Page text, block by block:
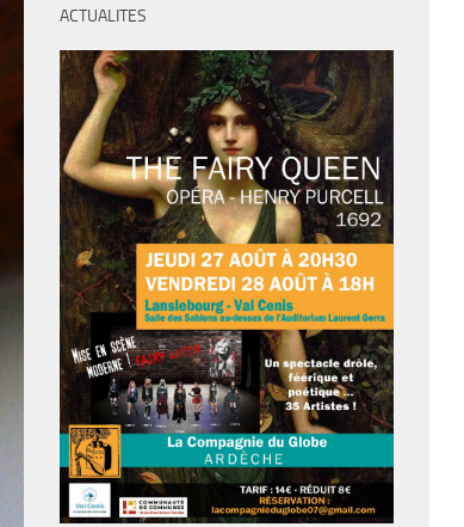
ACTUALITES